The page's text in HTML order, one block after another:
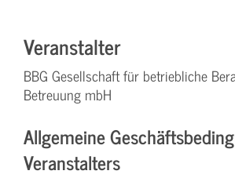
Veranstalter
BBG Gesellschaft für betriebliche
Betreuung mbH
Allgemeine
Veranstalters